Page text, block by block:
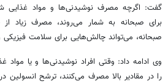
گفت: اگرچه مصرف نوشیدنی‌ها و مواد غذایی
برای صبحانه به شمار می‌روند، مصرف زیاد
صبحانه، می‌تواند چالش‌هایی برای سلامت فیزیکی و
وی ادامه داد: وقتی افراد نوشیدنی‌ها و یا مواد
را در مقادیر بالا مصرف می‌کنند، ترشح